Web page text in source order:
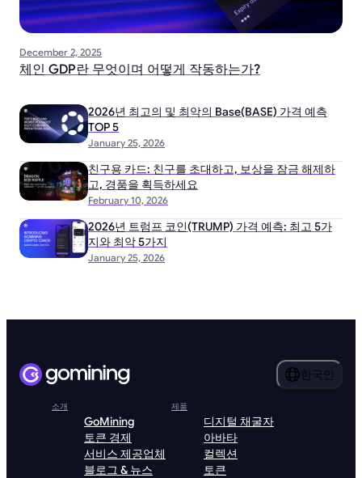
December 2, 2025
체인 GDP란 무엇이며 어떻게 작동하는가?
January 25, 2026
2026년 최고의 및 최악의 Base(BASE) 가격 예측
TOP 5
February 10, 2026
친구용 카드: 친구를 초대하고, 보상을 잠금 해제하
고, 경품을 획득하세요
January 25, 2026
2026년 트럼프 코인(TRUMP) 가격 예측: 최고 5가
지와 최악 5가지
한국인
소개
GoMining
토큰 경제
서비스 제공업체
블로그 & 뉴스
제품
디지털 채굴자
아바타
컬렉션
토큰